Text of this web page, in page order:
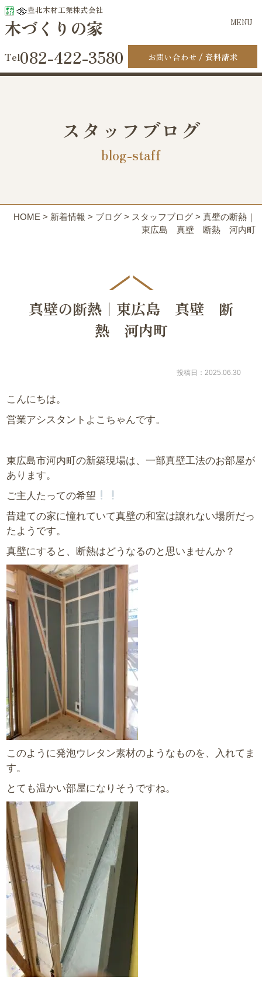
豊北木材工業株式会社
木づくりの家 MENU
082-422-3580 お問い合わせ 資料請求
スタッフブログ
blog-staff
HOME > 新着情報 > ブログ> スタッフブログ> 真壁の断熱｜
東広島 真壁 断熱 河内町
真壁の断熱｜東広島 真壁 断
熱 河内町
投稿日：2025.06.30
こんにちは。
営業アシスタントよこちゃんです。
東広島市河内町の新築現場は、一部真壁工法のお部屋が
あります。
ご主人たっての希望
昔建ての家に憧れていて真壁の和室は譲れない場所だっ
たようです。
真壁にすると、断熱はどうなるのと思いませんか？
このように発泡ウレタン素材のようなものを、入れてま
す。
とても温かい部屋になりそうですね。